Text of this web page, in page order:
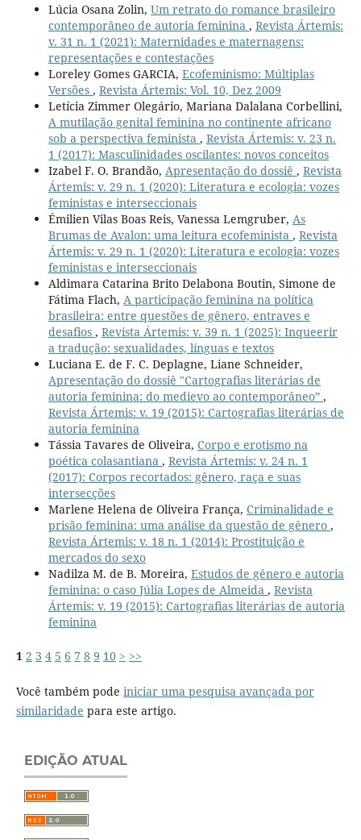
Lúcia Osana Zolin, Um retrato do romance brasileiro
contemporâneo de autoria feminina , Revista Ártemis:
v. 31 n. 1 (2021): Maternidades e maternagens:
representações e contestações
Loreley Gomes GARCIA, Ecofeminismo: Múltiplas
Versões , Revista Ártemis: Vol. 10, Dez 2009
Letícia Zimmer Olegário, Mariana Dalalana Corbellini,
A mutilação genital feminina no continente africano
sob a perspectiva feminista , Revista Ártemis: v. 23 n.
1 (2017): Masculinidades oscilantes: novos conceitos
Izabel F. O. Brandão, Apresentação do dossiê , Revista
Ártemis: v. 29 n. 1 (2020): Literatura e ecologia: vozes
feministas e interseccionais
Émilien Vilas Boas Reis, Vanessa Lemgruber, As
Brumas de Avalon: uma leitura ecofeminista , Revista
Ártemis: v. 29 n. 1 (2020): Literatura e ecologia: vozes
feministas e interseccionais
Aldimara Catarina Brito Delabona Boutin, Simone de
Fátima Flach, A participação feminina na política
brasileira: entre questões de gênero, entraves e
desafios , Revista Ártemis: v. 39 n. 1 (2025): Inqueerir
a tradução: sexualidades, línguas e textos
Luciana E. de F. C. Deplagne, Liane Schneider,
Apresentação do dossiê "Cartografias literárias de
autoria feminina: do medievo ao contemporâneo” ,
Revista Ártemis: v. 19 (2015): Cartografias literárias de
autoria feminina
Tássia Tavares de Oliveira, Corpo e erotismo na
poética colasantiana , Revista Ártemis: v. 24 n. 1
(2017): Corpos recortados: gênero, raça e suas
intersecções
Marlene Helena de Oliveira França, Criminalidade e
prisão feminina: uma análise da questão de gênero ,
Revista Ártemis: v. 18 n. 1 (2014): Prostituição e
mercados do sexo
Nadilza M. de B. Moreira, Estudos de gênero e autoria
feminina: o caso Júlia Lopes de Almeida , Revista
Ártemis: v. 19 (2015): Cartografias literárias de autoria
feminina
1 2 3 4 5 6 7 8 9 10 > >>
Você também pode iniciar uma pesquisa avançada por
similaridade para este artigo.
EDIÇÃO ATUAL